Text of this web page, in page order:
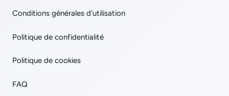
Conditions générales d’utilisation
Politique de confidentialité
Politique de cookies
FAQ